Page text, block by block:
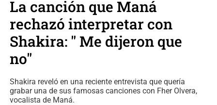
La canción que Maná
rechazó interpretar con
Shakira: " Me dijeron que
no"
Shakira reveló en una reciente entrevista que quería
grabar una de sus famosas canciones con Fher Olvera,
vocalista de Maná.